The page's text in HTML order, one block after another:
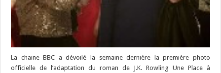
La chaine BBC a dévoilé la semaine dernière la première photo
officielle de l’adaptation du roman de J.K. Rowling Une Place à